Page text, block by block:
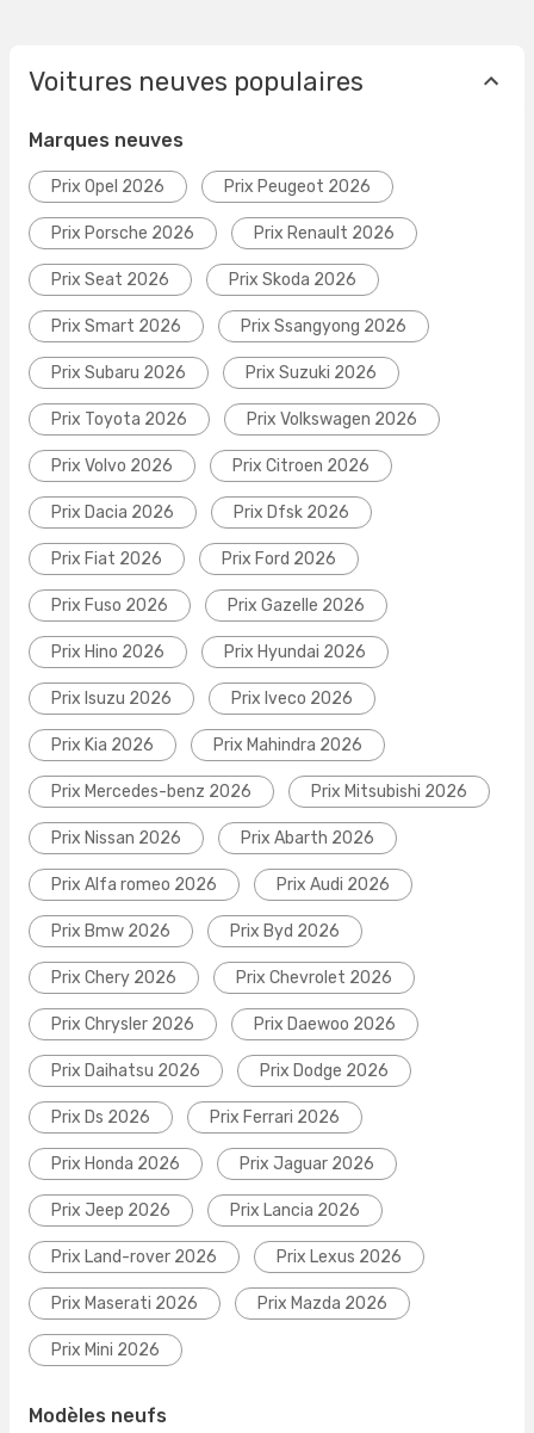
Voitures neuves populaires
Marques neuves
Prix Opel 2026 Prix Peugeot 2026
Prix Porsche 2026 Prix Renault 2026
Prix Seat 2026 Prix Skoda 2026
Prix Smart 2026 Prix Ssangyong 2026
Prix Subaru 2026 Prix Suzuki 2026
Prix Toyota 2026 Prix Volkswagen 2026
Prix Volvo 2026 Prix Citroen 2026
Prix Dacia 2026 Prix Dfsk 2026
Prix Fiat 2026 Prix Ford 2026
Prix Fuso 2026 Prix Gazelle 2026
Prix Hino 2026 Prix Hyundai 2026
Prix Isuzu 2026 Prix Iveco 2026
Prix Kia 2026 Prix Mahindra 2026
Prix Mercedes-benz 2026 Prix Mitsubishi 2026
Prix Nissan 2026 Prix Abarth 2026
Prix Alfa romeo 2026 Prix Audi 2026
Prix Bmw 2026 Prix Byd 2026
Prix Chery 2026 Prix Chevrolet 2026
Prix Chrysler 2026 Prix Daewoo 2026
Prix Daihatsu 2026 Prix Dodge 2026
Prix Ds 2026 Prix Ferrari 2026
Prix Honda 2026 Prix Jaguar 2026
Prix Jeep 2026 Prix Lancia 2026
Prix Land-rover 2026 Prix Lexus 2026
Prix Maserati 2026 Prix Mazda 2026
Prix Mini 2026
Modèles neufs